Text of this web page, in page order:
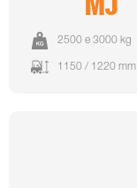
MJ
2500 e 3000 kg
1150 / 1220 mm